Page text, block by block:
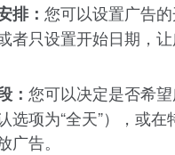
排： 您可以设置广告
者只设置开始日期，
： 您可以决定是否希
选项为“全天”），或
广告。